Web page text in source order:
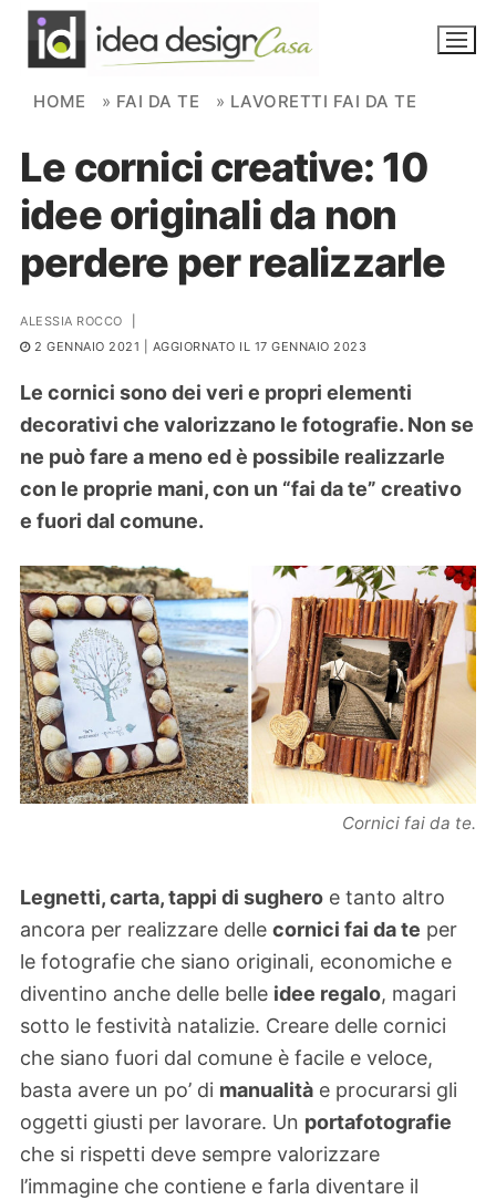
Skip to content
NOVITÀ
AMBIENTI
FAI DA TE
PIANTE
Search for:
HOME » FAI DA TE » LAVORETTI FAI DA TE
Le cornici creative: 10
idee originali da non
perdere per realizzarle
ALESSIA ROCCO
2 GENNAIO 2021 | AGGIORNATO IL 17 GENNAIO 2023
Le cornici sono dei veri e propri elementi
decorativi che valorizzano le fotografie. Non se
ne può fare a meno ed è possibile realizzarle
con le proprie mani, con un “fai da te” creativo
e fuori dal comune.
Cornici fai da te.
Legnetti, carta, tappi di sughero e tanto altro
ancora per realizzare delle cornici fai da te per
le fotografie che siano originali, economiche e
diventino anche delle belle idee regalo, magari
sotto le festività natalizie. Creare delle cornici
che siano fuori dal comune è facile e veloce,
basta avere un po’ di manualità e procurarsi gli
oggetti giusti per lavorare. Un portafotografie
che si rispetti deve sempre valorizzare
l’immagine che contiene e farla diventare il